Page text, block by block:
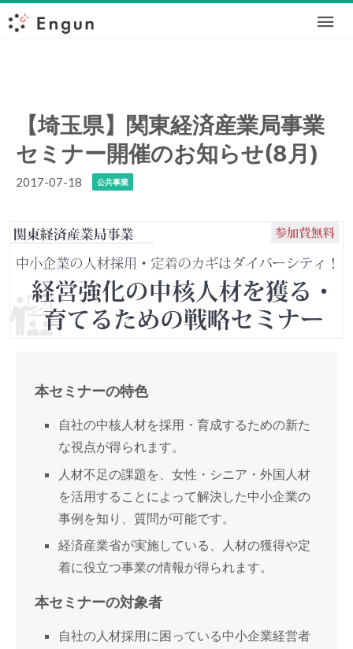
【埼玉県】関東経済産業局事業
セミナー開催のお知らせ(8月)
2017-07-18 公共事業
本セミナーの特色
自社の中核人材を採用・育成するための新た
な視点が得られます。
人材不足の課題を、女性・シニア・外国人材
を活用することによって解決した中小企業の
事例を知り、質問が可能です。
経済産業省が実施している、人材の獲得や定
着に役立つ事業の情報が得られます。
本セミナーの対象者
自社の人材採用に困っている中小企業経営者